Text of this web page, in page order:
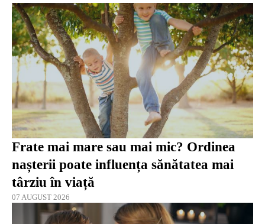
Frate mai mare sau mai mic? Ordinea
nașterii poate influența sănătatea mai
târziu în viață
07 AUGUST 2026